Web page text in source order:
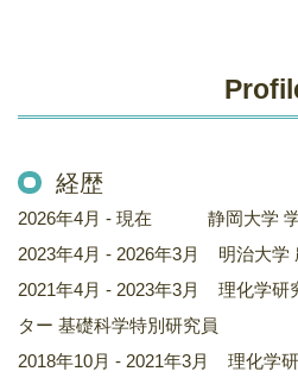
経歴
2026年4月 - 現在 静岡大学 学
2023年4月 - 2026年3月 明治大学
2021年4月 - 2023年3月 理化学研
ター 基礎科学特別研究員
2018年10月 - 2021年3月 理化学